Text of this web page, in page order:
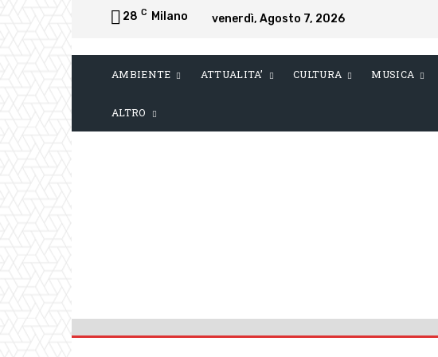
28 C Milano venerdì, Agosto 7, 2026
AMBIENTE ATTUALITA’ CULTURA MUSICA
ALTRO